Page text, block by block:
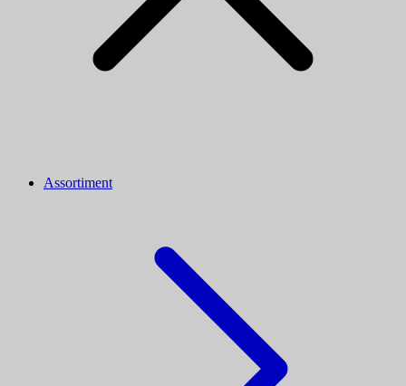
Assortiment